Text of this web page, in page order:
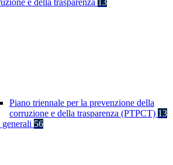
e della trasparenza 13
Piano triennale per la prevenzione della
corruzione e della trasparenza (PTPCT) 13
56